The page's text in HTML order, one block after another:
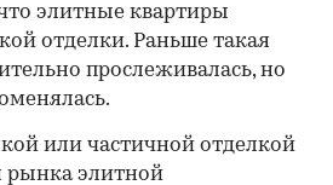
элитные квартиры
отделки. Раньше такая
прослеживалась, но
или частичной отделкой
рынка элитной